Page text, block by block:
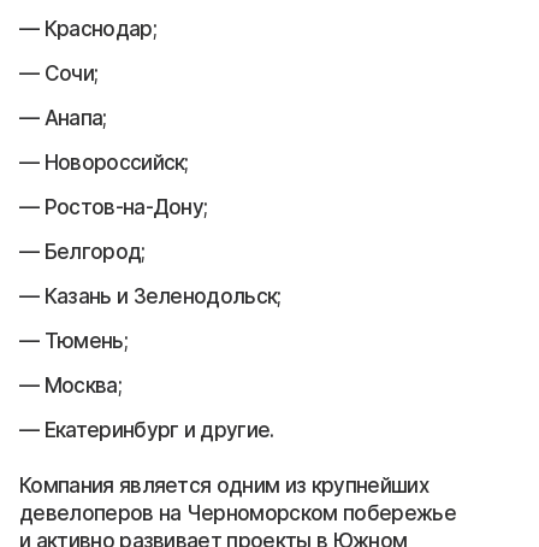
Краснодар;
Сочи;
Анапа;
Новороссийск;
Ростов-на-Дону;
Белгород;
Казань и Зеленодольск;
Тюмень;
Москва;
Екатеринбург и другие.
Компания является одним из крупнейших
девелоперов на Черноморском побережье
и активно развивает проекты в Южном